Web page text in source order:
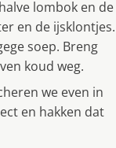
lombok en de
en de ijsklontjes.
soep. Breng
koud weg.
we even in
en hakken dat